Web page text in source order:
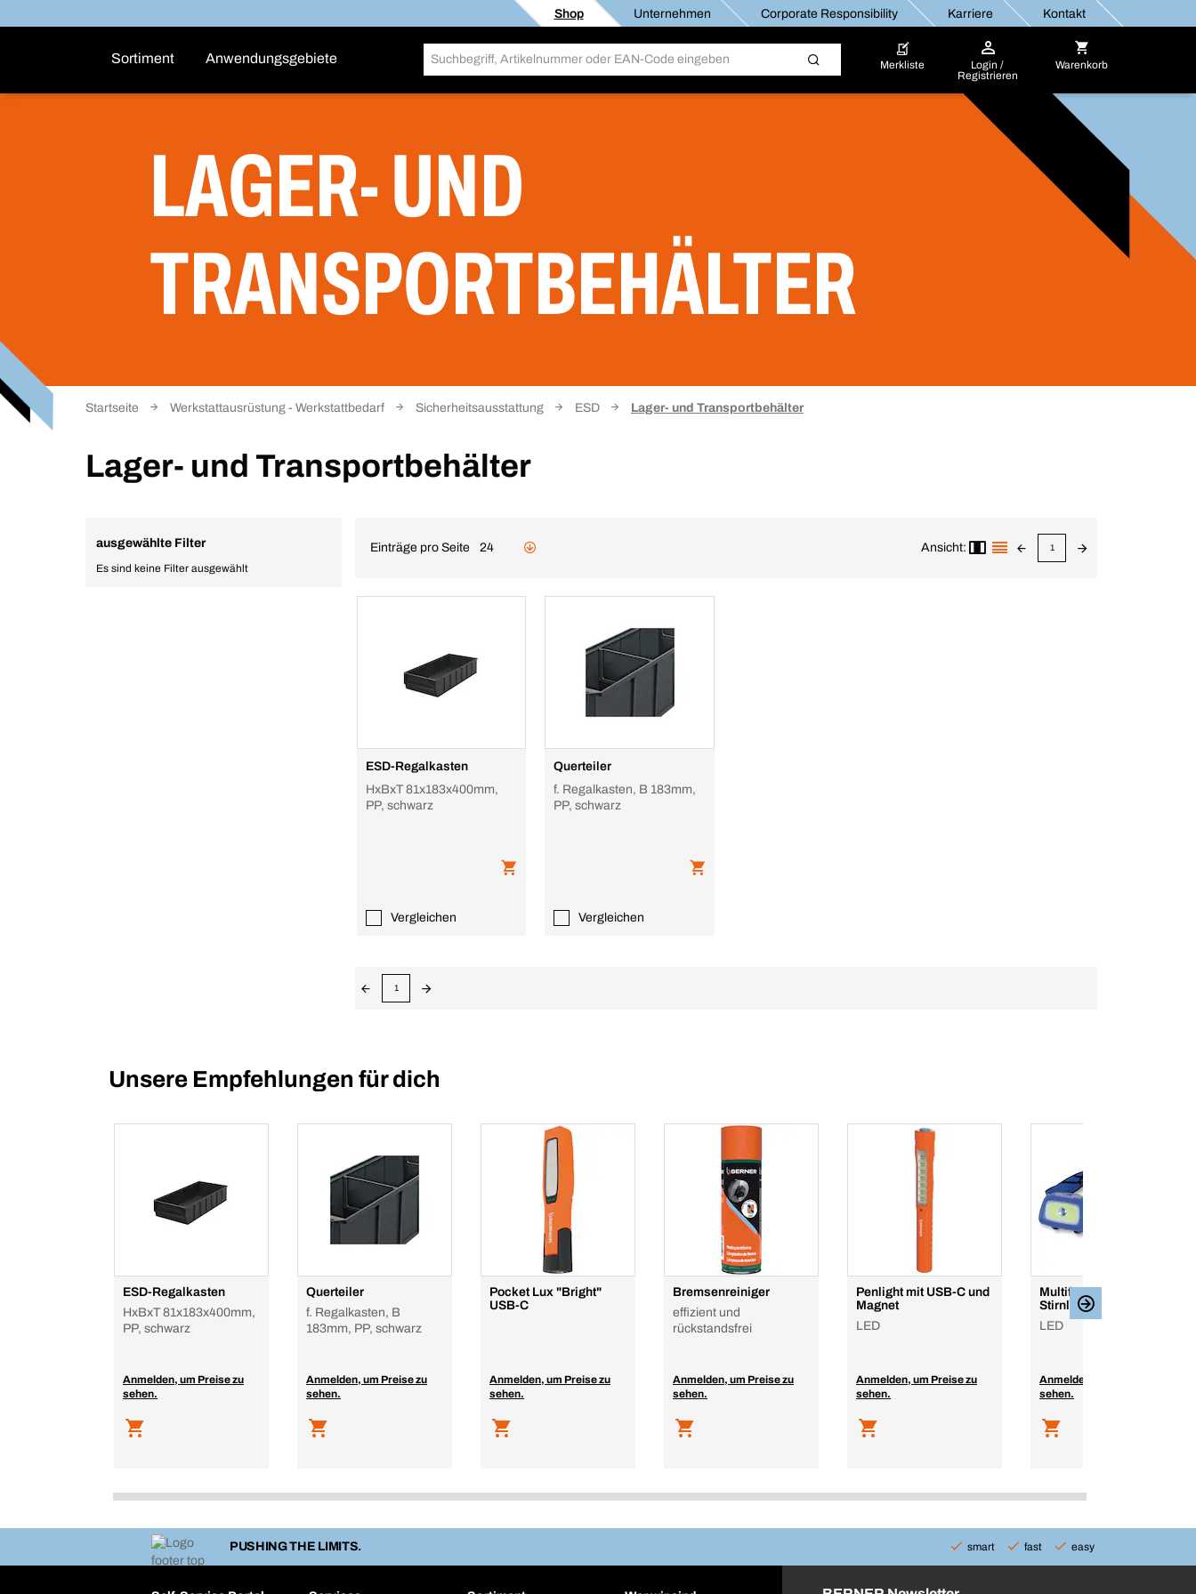
Shop Unternehmen Corporate Responsibility Karriere Kontakt
Sortiment Anwendungsgebiete Merkliste
Login /
Registrieren
Warenkorb
LAGER- UND
TRANSPORTBEHÄLTER
Startseite Werkstattausrüstung - Werkstattbedarf Sicherheitsausstattung ESD Lager- und Transportbehälter
Lager- und Transportbehälter
ausgewählte Filter
Es sind keine Filter ausgewählt
Einträge pro Seite 24 Ansicht: 1
ESD-Regalkasten
HxBxT 81x183x400mm,
PP, schwarz
Vergleichen
Querteiler
f. Regalkasten, B 183mm,
PP, schwarz
Vergleichen
1
Unsere Empfehlungen für dich
ESD-Regalkasten
HxBxT 81x183x400mm,
PP, schwarz
Anmelden, um Preise zu
sehen.
Querteiler
f. Regalkasten, B
183mm, PP, schwarz
Anmelden, um Preise zu
sehen.
Pocket Lux "Bright"
USB-C
Anmelden, um Preise zu
sehen.
Bremsenreiniger
effizient und
rückstandsfrei
Anmelden, um Preise zu
sehen.
Penlight mit USB-C und
Magnet
LED
Anmelden, um Preise zu
sehen.
Multifunktionale
Stirnlampe
LED
Anmelden, um Preise zu
sehen.
PUSHING THE LIMITS. smart fast easy